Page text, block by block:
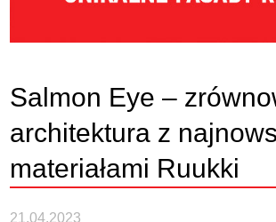
Salmon Eye –
architektura z
materiałami Ruukki
21.04.2023